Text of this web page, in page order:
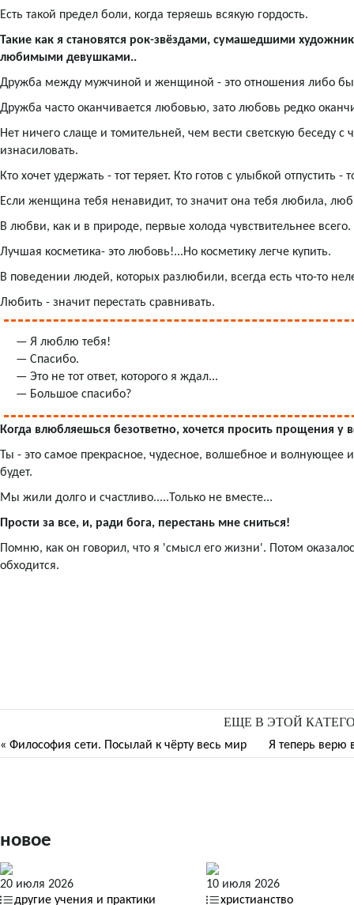
Есть такой предел боли, когда теряешь всякую гордость.
Такие как я становятся рок-звёздами, сумашедшими
любимыми девушками..
Дружба между мужчиной и женщиной - это отношения либо
Дружба часто оканчивается любовью, зато любовь редко
Нет ничего слаще и томительней, чем вести светскую беседу с
изнасиловать.
Кто хочет удержать - тот теряет. Кто готов с улыбкой отпустить -
Если женщина тебя ненавидит, то значит она тебя любила,
В любви, как и в природе, первые холода чувствительнее всего.
Лучшая косметика- это любовь!...Но косметику легче купить.
В поведении людей, которых разлюбили, всегда есть что-то
Любить - значит перестать сравнивать.
— Я люблю тебя!
— Спасибо.
— Это не тот ответ, которого я ждал...
— Большое спасибо?
Когда влюбляешься безответно, хочется просить прощения у
Ты - это самое прекрасное, чудесное, волшебное и волнующее
будет.
Мы жили долго и счастливо.....Только не вместе...
Прости за все, и, ради бога, перестань мне сниться!
Помню, как он говорил, что я 'смысл его жизни'. Потом
обходится.
ЕЩЕ В ЭТОЙ
« Философия сети. Посылай к чёрту весь мир Я теперь верю
новое
20 июля 2026
другие учения и практики
10 июля 2026
христианство